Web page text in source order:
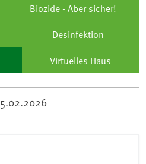
Biozide - Aber sicher!
Desinfektion
Virtuelles Haus